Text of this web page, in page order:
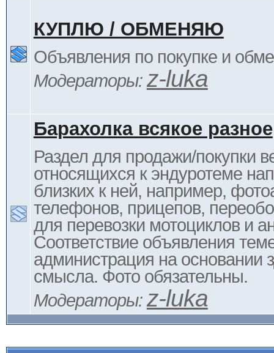
КУПЛЮ / ОБМЕНЯЮ
Объявления по покупке и
Модераторы: z-luka
Барахолка всякое разное
Раздел для продажи/покупки
относящихся к эндуротеме
близких к ней, например,
телефонов, прицепов,
для перевозки мотоциклов и
Соответствие объявления
администрация на основании
смысла. Фото обязательны.
Модераторы: z-luka